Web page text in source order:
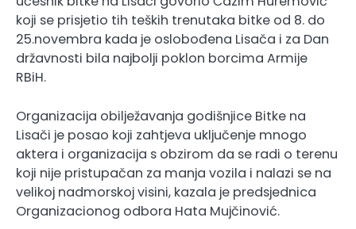
koji se prisjetio tih teških trenutaka bitke od 8. do
25.novembra kada je oslobođena Lisača i za Dan
državnosti bila najbolji poklon borcima Armije
RBiH.
Organizacija obilježavanja godišnjice Bitke na
Lisači je posao koji zahtjeva uključenje mnogo
aktera i organizacija s obzirom da se radi o terenu
koji nije pristupačan za manja vozila i nalazi se na
velikoj nadmorskoj visini, kazala je predsjednica
Organizacionog odbora Hata Mujčinović.